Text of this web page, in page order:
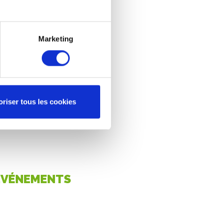
Marketing
tous les cookies
Re-uz vous accompagneront
: un devis 100% personnalisé,
une livraison en lieu et date